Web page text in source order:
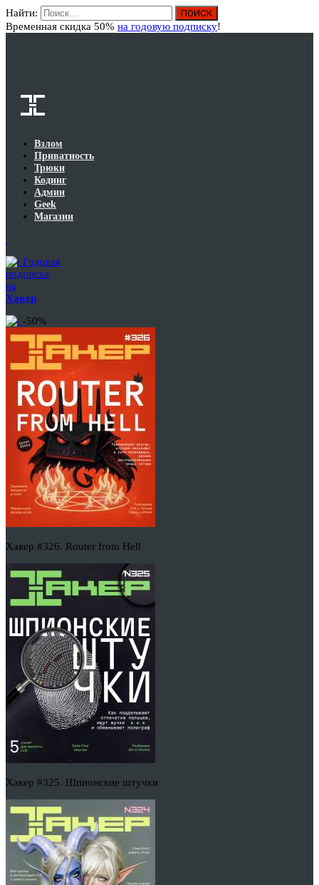
Найти:
Временная скидка 50% на годовую подписку!
Взлом
Приватность
Трюки
Кодинг
Админ
Geek
Магазин
Годовая
подписка
на
Хакер
-50%
Хакер #326. Router from Hell
Хакер #325. Шпионские штучки